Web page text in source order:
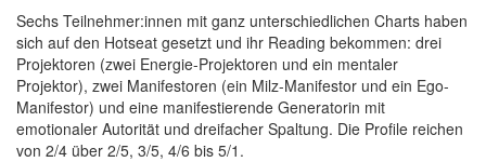
Sechs Teilnehmer:innen mit ganz unterschiedlichen Charts haben
sich auf den Hotseat gesetzt und ihr Reading bekommen: drei
Projektoren (zwei Energie-Projektoren und ein mentaler
Projektor), zwei Manifestoren (ein Milz-Manifestor und ein Ego-
Manifestor) und eine manifestierende Generatorin mit
emotionaler Autorität und dreifacher Spaltung. Die Profile reichen
von 2/4 über 2/5, 3/5, 4/6 bis 5/1.